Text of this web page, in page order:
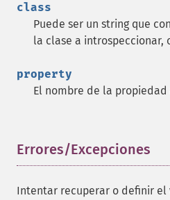
class
Puede ser un string que
la clase a introspeccionar,
property
El nombre de la propiedad
Errores/Excepciones
Intentar recuperar o definir el